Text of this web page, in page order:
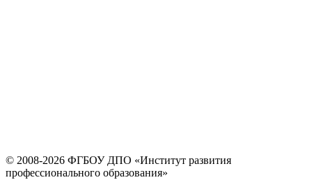
© 2008-2026 ФГБОУ ДПО «Институт развития
профессионального образования»